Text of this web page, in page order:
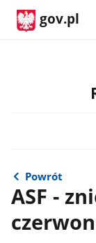
gov.pl
Powrót
ASF -